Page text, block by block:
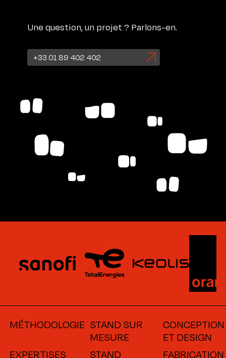
Une question, un projet ? Parlons-en.
+33 01 89 402 402
MÉTHODOLOGIE
EXPERTISES
STAND SUR
MESURE
STAND
CONCEPTION
ET DESIGN
FABRICATION